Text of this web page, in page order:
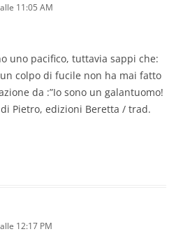
11:05 AM
uno pacifico, tuttavia sappi che:
colpo di fucile non ha mai fatto
da :”Io sono un galantuomo!
Pietro, edizioni Beretta / trad.
12:17 PM